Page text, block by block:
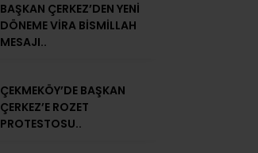
BAŞKAN ÇERKEZ’DEN YENİ
DÖNEME VİRA BİSMİLLAH
MESAJI..
ÇEKMEKÖY’DE BAŞKAN
ÇERKEZ’E ROZET
PROTESTOSU..